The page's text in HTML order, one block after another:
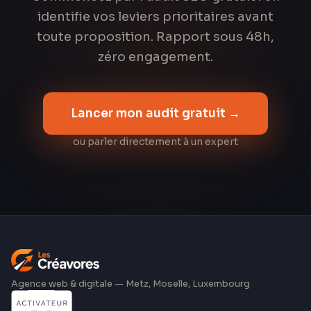
identifie vos leviers prioritaires avant
toute proposition. Rapport sous 48h,
zéro engagement.
Lancer mon audit gratuit →
ou parler directement à un expert
Agence web & digitale — Metz, Moselle, Luxembourg